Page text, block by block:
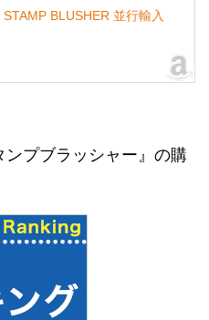
BLUSHER 並行輸入
ンプブラッシャー』の購